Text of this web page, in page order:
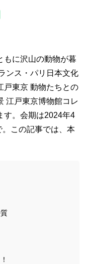
もに沢山の動物が暮
ンス・パリ日本文化
戸東京 動物たちとの
江戸東京博物館コレ
す。会期は2024年4
この記事では、本